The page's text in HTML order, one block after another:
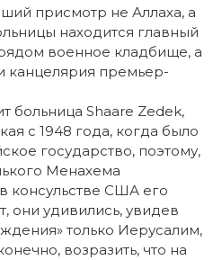
присмотр не Аллаха, а
находится главный
военное кладбище, а
канцелярия премьер-
больница Shaare Zedek,
с 1948 года, когда было
государство, поэтому,
Менахема
консульстве США его
они удивились, увидев
только Иерусалим,
возразить, что на